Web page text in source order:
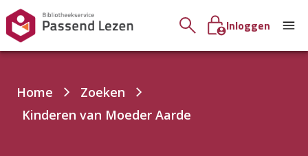
Inloggen
Je
hier:
Home
Zoeken
Kinderen van Moeder Aarde